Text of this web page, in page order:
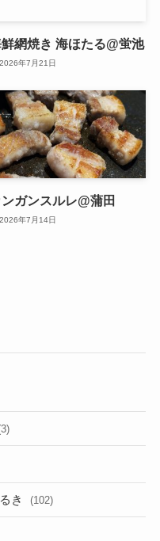
網焼き 海ほたる@蛍池
2026年7月21日
ンガンスルレ@蒲田
2026年7月14日
き (102)